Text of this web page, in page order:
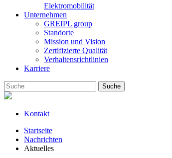
Elektromobilität
Unternehmen
GREIPL group
Standorte
Mission und Vision
Zertifizierte Qualität
Verhaltensrichtlinien
Karriere
Suche
Kontakt
Startseite
Nachrichten
Aktuelles